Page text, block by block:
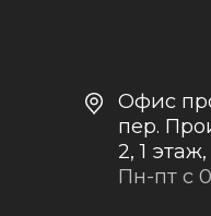
Отправить